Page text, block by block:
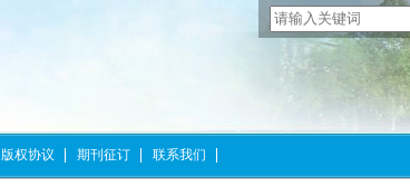
版权协议 期刊征订 联系我们